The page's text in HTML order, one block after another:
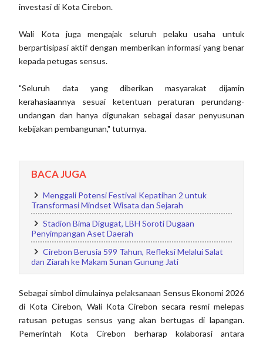
investasi di Kota Cirebon.
Wali Kota juga mengajak seluruh pelaku usaha untuk
berpartisipasi aktif dengan memberikan informasi yang benar
kepada petugas sensus.
"Seluruh data yang diberikan masyarakat dijamin
kerahasiaannya sesuai ketentuan peraturan perundang-
undangan dan hanya digunakan sebagai dasar penyusunan
kebijakan pembangunan," tuturnya.
BACA JUGA
Menggali Potensi Festival Kepatihan 2 untuk
Transformasi Mindset Wisata dan Sejarah
Stadion Bima Digugat, LBH Soroti Dugaan
Penyimpangan Aset Daerah
Cirebon Berusia 599 Tahun, Refleksi Melalui Salat
dan Ziarah ke Makam Sunan Gunung Jati
Sebagai simbol dimulainya pelaksanaan Sensus Ekonomi 2026
di Kota Cirebon, Wali Kota Cirebon secara resmi melepas
ratusan petugas sensus yang akan bertugas di lapangan.
Pemerintah Kota Cirebon berharap kolaborasi antara